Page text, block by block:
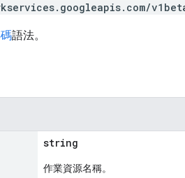
語法。
string
作業資源名稱。